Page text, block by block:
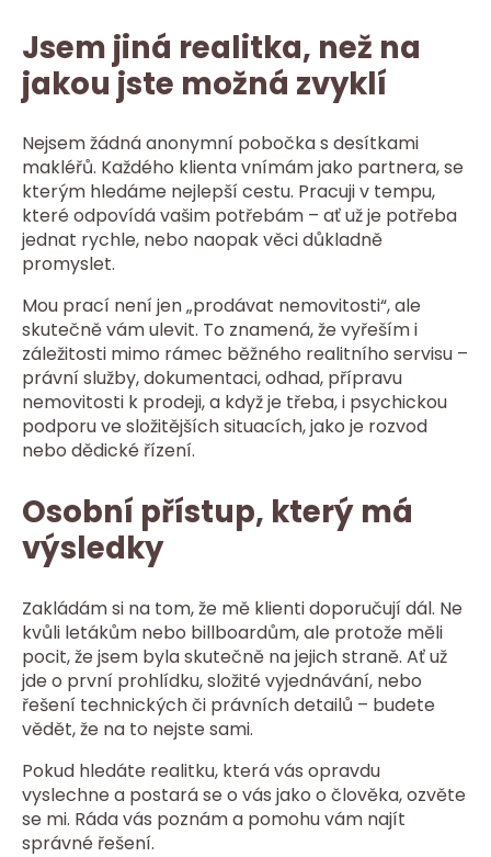
Jsem jiná realitka, než na
jakou jste možná zvyklí
Nejsem žádná anonymní pobočka s desítkami
makléřů. Každého klienta vnímám jako partnera, se
kterým hledáme nejlepší cestu. Pracuji v tempu,
které odpovídá vašim potřebám – ať už je potřeba
jednat rychle, nebo naopak věci důkladně
promyslet.
Mou prací není jen „prodávat nemovitosti“, ale
skutečně vám ulevit. To znamená, že vyřeším i
záležitosti mimo rámec běžného realitního servisu –
právní služby, dokumentaci, odhad, přípravu
nemovitosti k prodeji, a když je třeba, i psychickou
podporu ve složitějších situacích, jako je rozvod
nebo dědické řízení.
Osobní přístup, který má
výsledky
Zakládám si na tom, že mě klienti doporučují dál. Ne
kvůli letákům nebo billboardům, ale protože měli
pocit, že jsem byla skutečně na jejich straně. Ať už
jde o první prohlídku, složité vyjednávání, nebo
řešení technických či právních detailů – budete
vědět, že na to nejste sami.
Pokud hledáte realitku, která vás opravdu
vyslechne a postará se o vás jako o člověka, ozvěte
se mi. Ráda vás poznám a pomohu vám najít
správné řešení.